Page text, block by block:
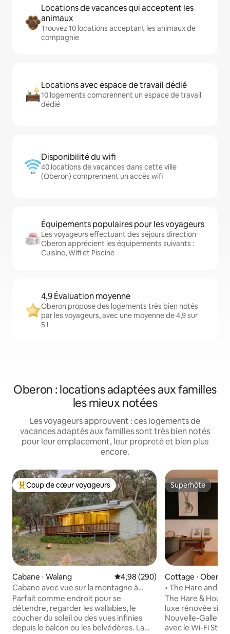
Locations de vacances qui acceptent les
animaux
Trouvez 10 locations acceptant les animaux de
compagnie
Locations avec espace de travail dédié
10 logements comprennent un espace de travail
dédié
Disponibilité du wifi
40 locations de vacances dans cette ville
(Oberon) comprennent un accès wifi
Équipements populaires pour les voyageurs
Les voyageurs effectuant des séjours direction
Oberon apprécient les équipements suivants :
Cuisine, Wifi et Piscine
4,9 Évaluation moyenne
Oberon propose des logements très bien notés
par les voyageurs, avec une moyenne de 4,9 sur
5 !
Oberon : locations adaptées aux familles
les mieux notées
Les voyageurs approuvent : ces logements de
vacances adaptés aux familles sont très bien notés
pour leur emplacement, leur propreté et bien plus
encore.
Coups de cœur voyageurs les plus appréciés
Coup de cœur voyageurs
Cabane ⋅ Walang Évaluation moyenne sur la
4,98 (290)
Cabane avec vue sur la montagne à
Conmurra
Parfait comme endroit pour se
détendre, regarder les wallabies, le
coucher du soleil ou des vues infinies
depuis le balcon ou les belvédères. La
Superhôte
Superhôte
Cottage ⋅ Oberon
• The Hare and
luxe à la
The Hare &
luxe rénovée
Nouvelle-Galles du Sud. *
avec le Wi-Fi